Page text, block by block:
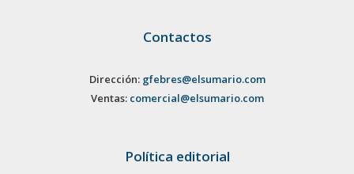
Contactos
Dirección: gfebres@elsumario.com
Ventas: comercial@elsumario.com
Política editorial